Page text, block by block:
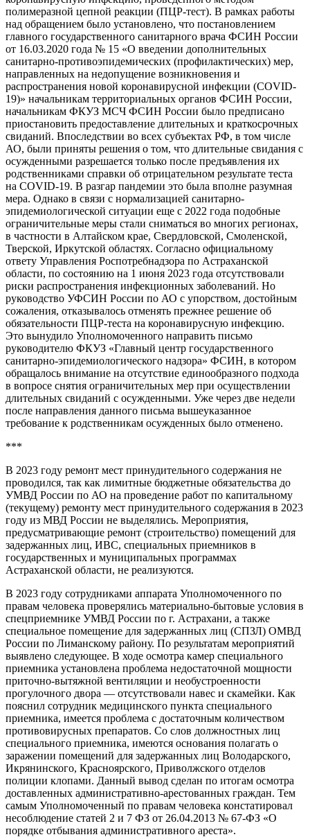
полимеразной цепной реакции (ПЦР-тест). В рамках работы
над обращением было установлено, что постановлением
главного государственного санитарного врача ФСИН России
от 16.03.2020 года № 15 «О введении дополнительных
санитарно-противоэпидемических (профилактических) мер,
направленных на недопущение возникновения и
распространения новой коронавирусной инфекции (COVID-
19)» начальникам территориальных органов ФСИН России,
начальникам ФКУЗ МСЧ ФСИН России было предписано
приостановить предоставление длительных и краткосрочных
свиданий. Впоследствии во всех субъектах РФ, в том числе
АО, были приняты решения о том, что длительные свидания с
осужденными разрешается только после предъявления их
родственниками справки об отрицательном результате теста
на COVID-19. В разгар пандемии это была вполне разумная
мера. Однако в связи с нормализацией санитарно-
эпидемиологической ситуации еще с 2022 года подобные
ограничительные меры стали сниматься во многих регионах,
в частности в Алтайском крае, Свердловской, Смоленской,
Тверской, Иркутской областях. Согласно официальному
ответу Управления Роспотребнадзора по Астраханской
области, по состоянию на 1 июня 2023 года отсутствовали
риски распространения инфекционных заболеваний. Но
руководство УФСИН России по АО с упорством, достойным
сожаления, отказывалось отменять прежнее решение об
обязательности ПЦР-теста на коронавирусную инфекцию.
Это вынудило Уполномоченного направить письмо
руководителю ФКУЗ «Главный центр государственного
санитарно-эпидемиологического надзора» ФСИН, в котором
обращалось внимание на отсутствие единообразного подхода
в вопросе снятия ограничительных мер при осуществлении
длительных свиданий с осужденными. Уже через две недели
после направления данного письма вышеуказанное
требование к родственникам осужденных было отменено.
***
В 2023 году ремонт мест принудительного содержания не
проводился, так как лимитные бюджетные обязательства до
УМВД России по АО на проведение работ по капитальному
(текущему) ремонту мест принудительного содержания в 2023
году из МВД России не выделялись. Мероприятия,
предусматривающие ремонт (строительство) помещений для
задержанных лиц, ИВС, специальных приемников в
государственных и муниципальных программах
Астраханской области, не реализуются.
В 2023 году сотрудниками аппарата Уполномоченного по
правам человека проверялись материально-бытовые условия в
спецприемнике УМВД России по г. Астрахани, а также
специальное помещение для задержанных лиц (СПЗЛ) ОМВД
России по Лиманскому району. По результатам мероприятий
выявлено следующее. В ходе осмотра камер специального
приемника установлена проблема недостаточной мощности
приточно-вытяжной вентиляции и необустроенности
прогулочного двора — отсутствовали навес и скамейки. Как
пояснил сотрудник медицинского пункта специального
приемника, имеется проблема с достаточным количеством
противовирусных препаратов. Со слов должностных лиц
специального приемника, имеются основания полагать о
заражении помещений для задержанных лиц Володарского,
Икрянинского, Красноярского, Приволжского отделов
полиции клопами. Данный вывод сделан по итогам осмотра
доставленных административно-арестованных граждан. Тем
самым Уполномоченный по правам человека констатировал
несоблюдение статей 2 и 7 ФЗ от 26.04.2013 № 67-ФЗ «О
порядке отбывания административного ареста».